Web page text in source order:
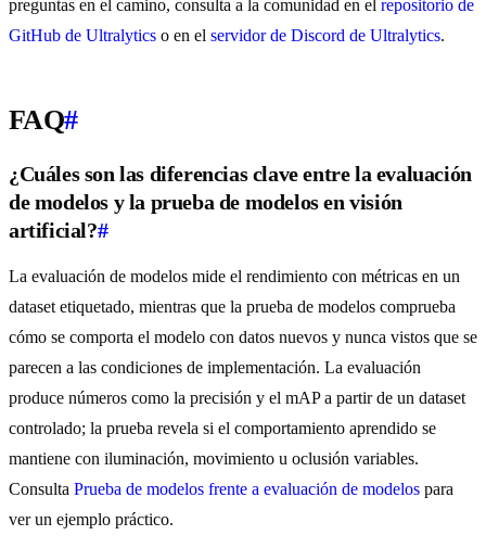
preguntas en el camino, consulta a la comunidad en el repositorio de
GitHub de Ultralytics o en el servidor de Discord de Ultralytics.
FAQ#
¿Cuáles son las diferencias clave entre la evaluación
de modelos y la prueba de modelos en visión
artificial?#
La evaluación de modelos mide el rendimiento con métricas en un
dataset etiquetado, mientras que la prueba de modelos comprueba
cómo se comporta el modelo con datos nuevos y nunca vistos que se
parecen a las condiciones de implementación. La evaluación
produce números como la precisión y el mAP a partir de un dataset
controlado; la prueba revela si el comportamiento aprendido se
mantiene con iluminación, movimiento u oclusión variables.
Consulta Prueba de modelos frente a evaluación de modelos para
ver un ejemplo práctico.